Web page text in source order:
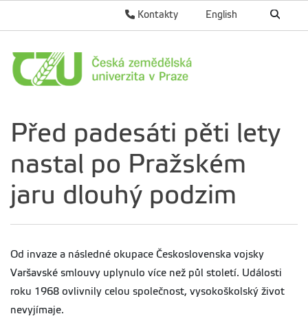
English
Kontakty
Před padesáti pěti lety
nastal po Pražském
jaru dlouhý podzim
Od invaze a následné okupace Československa vojsky
Varšavské smlouvy uplynulo více než půl století. Události
roku 1968 ovlivnily celou společnost, vysokoškolský život
nevyjímaje.